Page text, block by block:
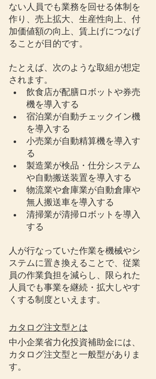
ない人員でも業務を回せる体制を
作り、売上拡大、生産性向上、付
加価値額の向上、賃上げにつなげ
ることが目的です。
たとえば、次のような取組が想定
されます。
飲食店が配膳ロボットや券売
機を導入する
宿泊業が自動チェックイン機
を導入する
小売業が自動精算機を導入す
る
製造業が検品・仕分システム
や自動搬送装置を導入する
物流業や倉庫業が自動倉庫や
無人搬送車を導入する
清掃業が清掃ロボットを導入
する
人が行なっていた作業を機械やシ
ステムに置き換えることで、従業
員の作業負担を減らし、限られた
人員でも事業を継続・拡大しやす
くする制度といえます。
カタログ注文型とは
中小企業省力化投資補助金には、
カタログ注文型と一般型がありま
す。